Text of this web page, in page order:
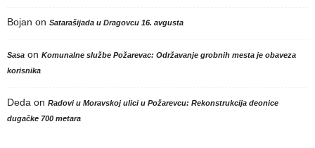
Bojan on Satarašijada u Dragovcu 16. avgusta
Sasa on Komunalne službe Požarevac: Održavanje grobnih mesta je obaveza
korisnika
Deda on Radovi u Moravskoj ulici u Požarevcu: Rekonstrukcija deonice
dugačke 700 metara